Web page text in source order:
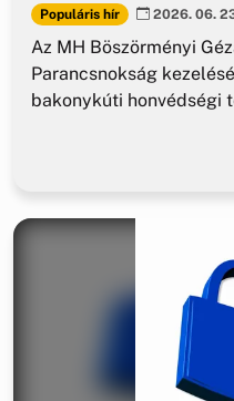
Populáris hír 2026. 06.
Az MH Böszörményi
Parancsnokság
bakonykúti honvédségi